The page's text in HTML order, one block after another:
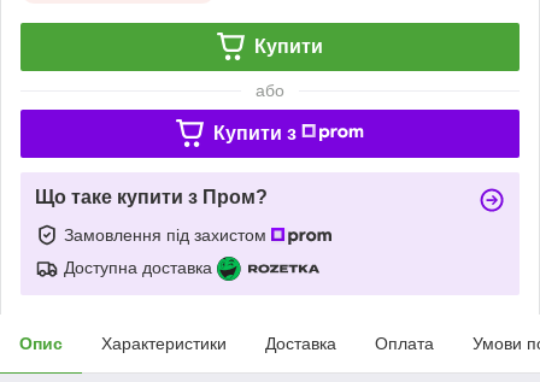
Купити
або
Купити з
Що таке купити з Пром?
Замовлення під захистом
Доступна доставка
Опис Характеристики Доставка Оплата Умови